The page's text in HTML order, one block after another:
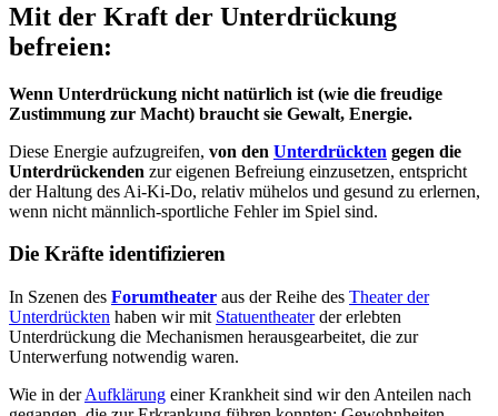
Mit der Kraft der Unterdrückung
befreien:
Wenn Unterdrückung nicht natürlich ist (wie die freudige
Zustimmung zur Macht) braucht sie Gewalt, Energie.
Diese Energie aufzugreifen, von den Unterdrückten gegen die
Unterdrückenden zur eigenen Befreiung einzusetzen, entspricht
der Haltung des Ai-Ki-Do, relativ mühelos und gesund zu erlernen,
wenn nicht männlich-sportliche Fehler im Spiel sind.
Die Kräfte identifizieren
In Szenen des Forumtheater aus der Reihe des Theater der
Unterdrückten haben wir mit Statuentheaterder erlebten
Unterdrückung die Mechanismen herausgearbeitet, die zur
Unterwerfung notwendig waren.
Wie in derAufklärung einer Krankheit sind wir den Anteilen nach